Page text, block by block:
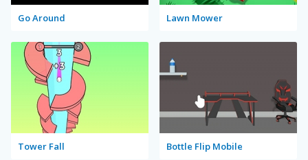
Go Around Lawn Mower
Tower Fall Bottle Flip Mobile